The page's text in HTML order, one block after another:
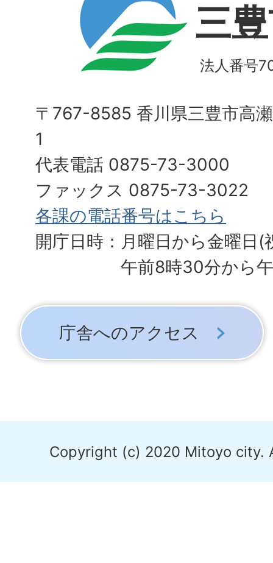
三
法人番号
〒767-8585 香川県三豊市高
1
代表電話 0875-73-3000
ファックス 0875-73-3022
各課の電話番号はこちら
開庁日時：月曜日から金曜日(
午前8時30分から
庁舎へのアクセス
Copyright (c) 2020 Mitoyo city.